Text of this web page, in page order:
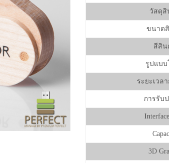
วัสดุสิ
ขนาด
สีสิน
รูปแบบ
ระยะเวล
การรับ
3D